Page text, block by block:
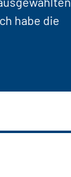
habe die